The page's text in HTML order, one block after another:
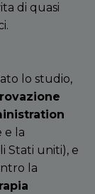
di quasi
lo studio,
e la
Stati uniti), e
la